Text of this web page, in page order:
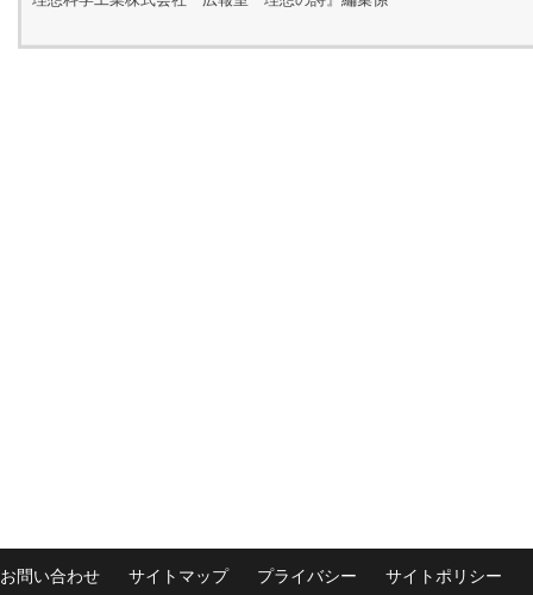
お問い合わせ サイトマップ プライバシー
サイトポリシー